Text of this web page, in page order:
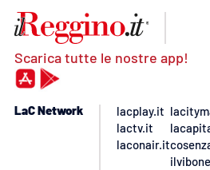
Scarica tutte le nostre app!
LaC Network
lacplay.it
lactv.it
laconair.it